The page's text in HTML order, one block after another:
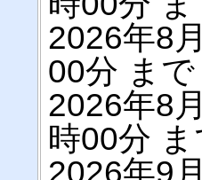
2026年8
00分 まで
2026年8
時00分
2026年9